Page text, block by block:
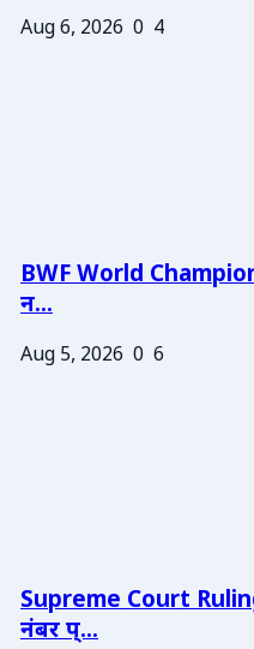
Aug 6, 2026 0 4
BWF World
न...
Aug 5, 2026 0 6
Supreme Court
नंबर प्...